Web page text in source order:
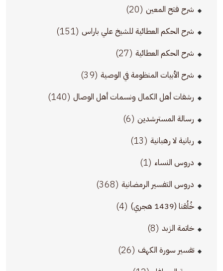
شرح فتح المعين (20)
شرح الحكم العطائية للشيخ علي باراس (151)
شرح الحكم العطائية (27)
شرح الأبيات المنظومة في الوصية (39)
رشفات أهل الكمال ونسمات أهل الوصال (140)
رسالة المسترشدين (6)
ربانية لا رهبانية (13)
دروس النساء (1)
دروس التفسير الرمضانية (368)
خُلُقنا (1439 هجري) (4)
خاتمة الزبد (8)
تفسير سورة الكهف (26)